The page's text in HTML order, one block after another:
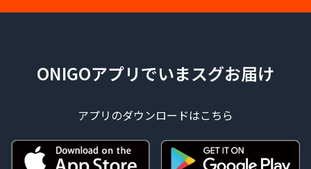
ONIGOアプリでいまスグお届け
アプリのダウンロードはこちら